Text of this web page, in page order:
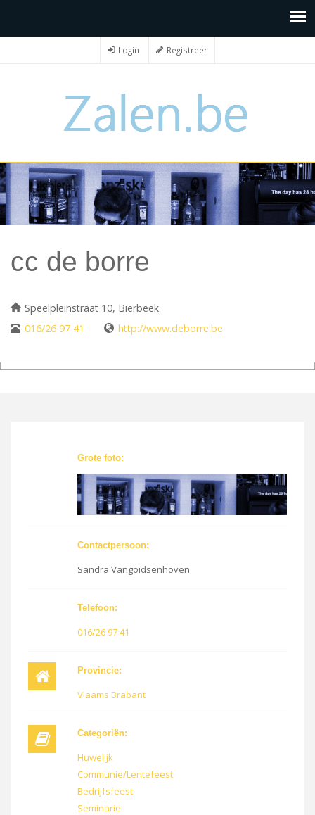
Login Registreer
cc de borre
Speelpleinstraat 10, Bierbeek
016/26 97 41
http://www.deborre.be
Grote foto:
Contactpersoon:
Sandra Vangoidsenhoven
Telefoon:
016/26 97 41
Provincie:
Vlaams Brabant
Categoriën:
Huwelijk
Communie/Lentefeest
Bedrijfsfeest
Seminarie